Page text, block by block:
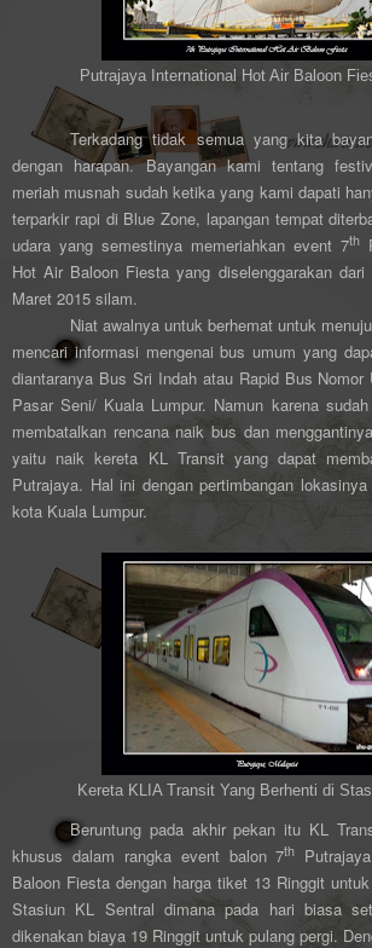
Putrajaya International Hot Air Baloon
Terkadang tidak semua yang kita
dengan harapan. Bayangan kami tentang
meriah musnah sudah ketika yang kami dapati
terparkir rapi di Blue Zone, lapangan tempat
udara yang semestinya memeriahkan event 7th
Hot Air Baloon Fiesta yang diselenggarakan
Maret 2015 silam.
Niat awalnya untuk berhemat untuk menuju
mencari informasi mengenai bus umum yang
diantaranya Bus Sri Indah atau Rapid Bus Nomor
Pasar Seni/ Kuala Lumpur. Namun karena
membatalkan rencana naik bus dan
yaitu naik kereta KL Transit yang dapat
Putrajaya. Hal ini dengan pertimbangan
kota Kuala Lumpur.
Kereta KLIA Transit Yang Berhenti di
Beruntung pada akhir pekan itu KL
khusus dalam rangka event balon 7th
Baloon Fiesta dengan harga tiket 13 Ringgit
Stasiun KL Sentral dimana pada hari biasa
dikenakan biaya 19 Ringgit untuk pulang pergi.